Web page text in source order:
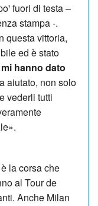
fuori di testa –
stampa -.
questa vittoria,
ed è stato
hanno dato
aiutato, non solo
vederli tutti
la corsa che
al Tour de
Anche Milan